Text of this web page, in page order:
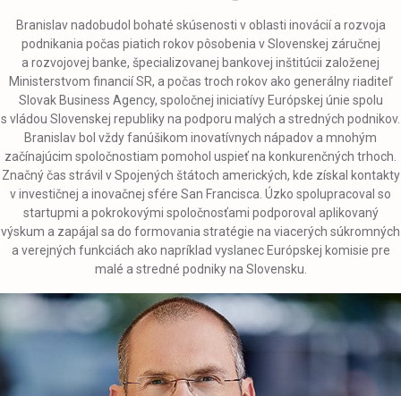
Branislav nadobudol bohaté skúsenosti v oblasti inovácií a rozvoja
podnikania počas piatich rokov pôsobenia v Slovenskej záručnej
a rozvojovej banke, špecializovanej bankovej inštitúcii založenej
Ministerstvom financií SR, a počas troch rokov ako generálny riaditeľ
Slovak Business Agency, spoločnej iniciatívy Európskej únie spolu
s vládou Slovenskej republiky na podporu malých a stredných podnikov.
Branislav bol vždy fanúšikom inovatívnych nápadov a mnohým
začínajúcim spoločnostiam pomohol uspieť na konkurenčných trhoch.
Značný čas strávil v Spojených štátoch amerických, kde získal kontakty
v investičnej a inovačnej sfére San Francisca. Úzko spolupracoval so
startupmi a pokrokovými spoločnosťami podporoval aplikovaný
výskum a zapájal sa do formovania stratégie na viacerých súkromných
a verejných funkciách ako napríklad vyslanec Európskej komisie pre
malé a stredné podniky na Slovensku.